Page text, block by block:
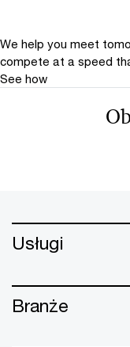
We help you meet
compete at a speed
See how
Usługi
Branże